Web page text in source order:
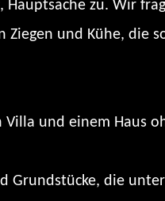
zu. Wir
und Kühe, die
und einem Haus
Grundstücke, die